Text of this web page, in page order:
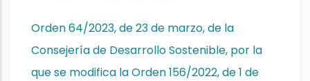
Orden 64/2023, de 23 de marzo, de la
Consejería de Desarrollo Sostenible, por la
que se modifica la Orden 156/2022, de 1 de